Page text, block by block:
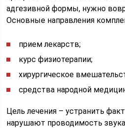
адгезивной формы, нужно
Основные направления
прием лекарств;
курс физиотерапии;
хирургическое
средства народной
Цель лечения – устранить
нарушают проводимость